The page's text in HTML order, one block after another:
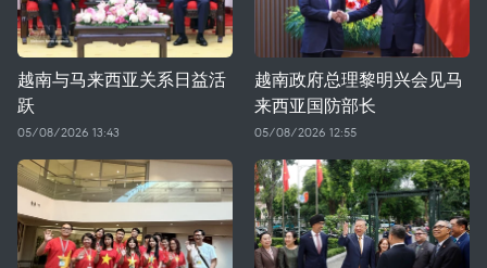
越南与马来西亚关系日益活
跃
05/08/2026 13:43
越南政府总理黎明兴会见马
来西亚国防部长
05/08/2026 12:55